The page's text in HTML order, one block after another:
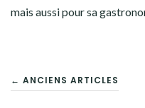
mais aussi pour sa
← ANCIENS ARTICLES